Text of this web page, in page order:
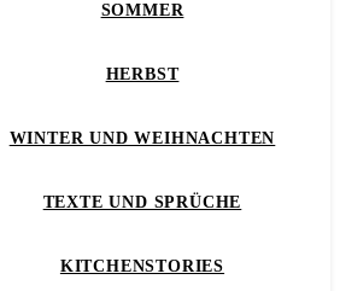
SOMMER
HERBST
WINTER UND WEIHNACHTEN
TEXTE UND SPRÜCHE
KITCHENSTORIES